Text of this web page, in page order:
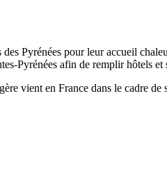
Pyrénées pour leur accueil
Pyrénées afin de remplir hôtels et
vient en France dans le cadre